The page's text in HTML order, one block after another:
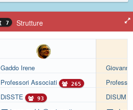
7 Strutture
Gaddo Irene
Professori Associati
265
DiSSTE 93
DISUM